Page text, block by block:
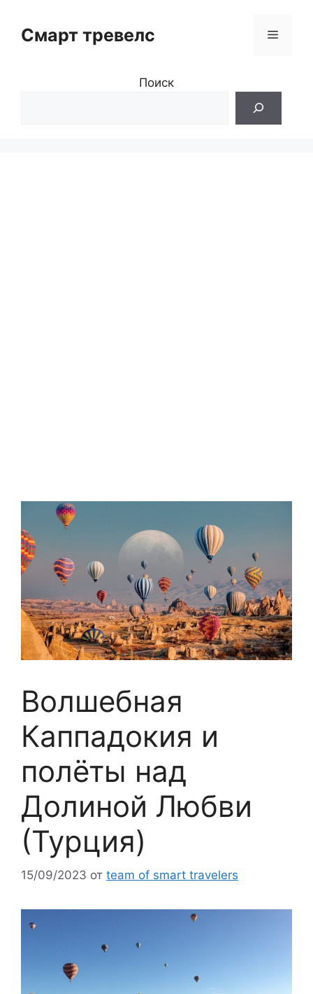
содержимому
Смарт тревелс Меню
Поиск
Волшебная
Каппадокия и
полёты над
Долиной Любви
(Турция)
15/09/2023 от team of smart travelers